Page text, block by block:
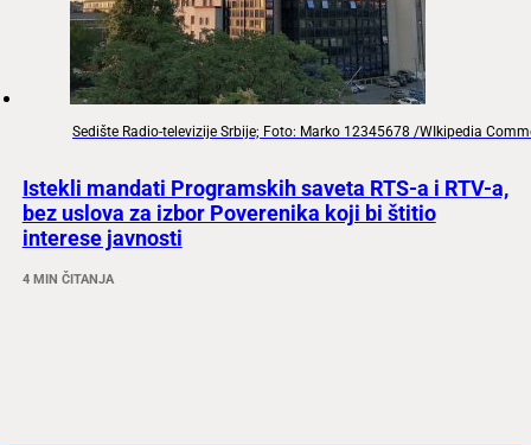
Sedište Radio-televizije Srbije; Foto: Marko 12345678 /WIkipedia
Istekli mandati Programskih saveta RTS-a i RTV-a,
bez uslova za izbor Poverenika koji bi štitio
interese javnosti
4 MIN ČITANJA